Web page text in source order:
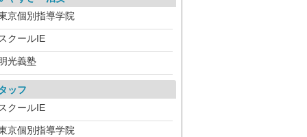
京個別指導学院
クールIE
光義塾
ッフ
クールIE
京個別指導学院